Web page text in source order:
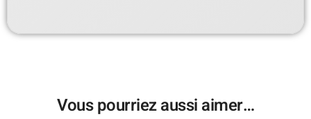
Vous pourriez aussi aimer…